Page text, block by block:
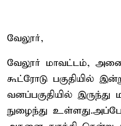
வேலூர்,
வேலூர் மாவட்டம்,
கூட்ரோடு பகுதியில்
வனப்பகுதியில் இருந்து
நுழைந்து